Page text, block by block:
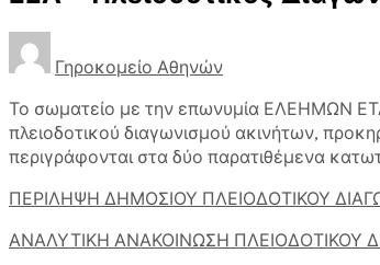
Γηροκομείο Αθηνών
Το σωματείο με την επωνυμία ΕΛΕΗΜΩΝ
πλειοδοτικού διαγωνισμού ακινήτων,
περιγράφονται στα δύο παρατιθέμενα
ΠΕΡΙΛΗΨΗ ΔΗΜΟΣΙΟΥ ΠΛΕΙΟΔΟΤΙΚΟΥ
ΑΝΑΛΥΤΙΚΗ ΑΝΑΚΟΙΝΩΣΗ ΠΛΕΙΟΔΟΤΙΚΟΥ